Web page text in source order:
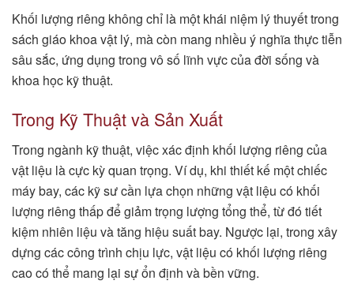
Khối lượng riêng không chỉ là một khái niệm lý thuyết trong
sách giáo khoa vật lý, mà còn mang nhiều ý nghĩa thực tiễn
sâu sắc, ứng dụng trong vô số lĩnh vực của đời sống và
khoa học kỹ thuật.
Trong Kỹ Thuật và Sản Xuất
Trong ngành kỹ thuật, việc xác định khối lượng riêng của
vật liệu là cực kỳ quan trọng. Ví dụ, khi thiết kế một chiếc
máy bay, các kỹ sư cần lựa chọn những vật liệu có khối
lượng riêng thấp để giảm trọng lượng tổng thể, từ đó tiết
kiệm nhiên liệu và tăng hiệu suất bay. Ngược lại, trong xây
dựng các công trình chịu lực, vật liệu có khối lượng riêng
cao có thể mang lại sự ổn định và bền vững.